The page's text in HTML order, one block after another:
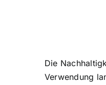
Die
Verwendung